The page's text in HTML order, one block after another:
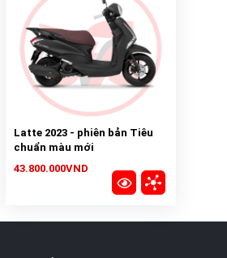
Latte 2023 - phiên bản Tiêu
chuẩn màu mới
43.800.000VND